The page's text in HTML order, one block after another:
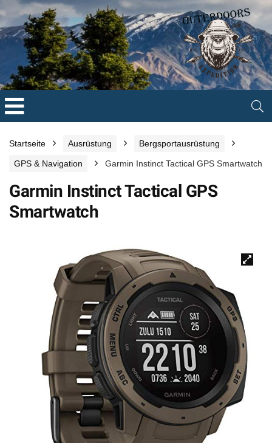
Startseite Ausrüstung Bergsportausrüstung
GPS & Navigation Garmin Instinct Tactical GPS Smartwatch
Garmin Instinct Tactical GPS
Smartwatch